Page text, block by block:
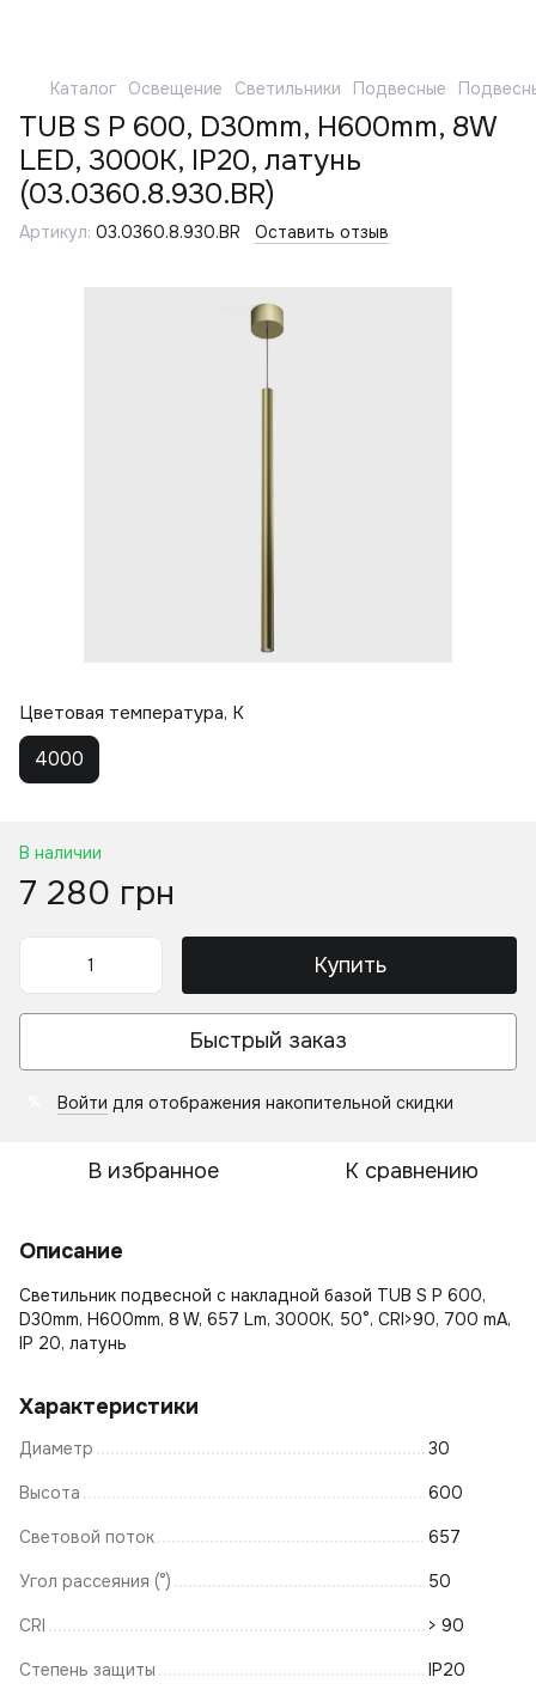
Каталог Освещение Светильники Подвесные
TUB S P 600, D30mm, H600mm, 8W
LED, 3000K, IP20, латунь
(03.0360.8.930.BR)
Артикул: 03.0360.8.930.BR Оставить отзыв
Цветовая температура, K
4000
В наличии
7 280 грн
Купить
Быстрый заказ
Войти для отображения накопительной скидки
В избранное К сравнению
Описание
Светильник подвесной с накладной базой TUB S P 600,
D30mm, H600mm, 8 W, 657 Lm, 3000K, 50°, CRI>90, 700 mA,
IP 20, латунь
Характеристики
Диаметр 30
Высота 600
Световой поток 657
Угол рассеяния (°) 50
CRI > 90
Степень защиты IP20